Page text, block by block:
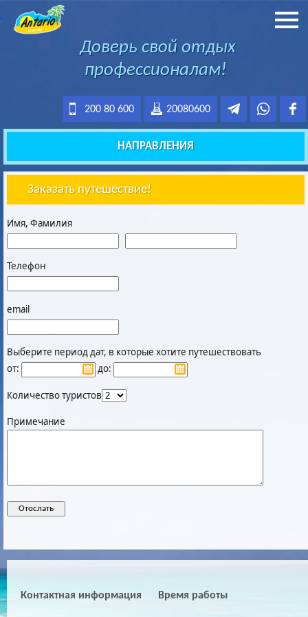
Доверь свой отдых
профессионалам!
20080600
200 80 600
НАПРАВЛЕНИЯ
Заказать путешествие!
Имя, Фамилия
Телефон
email
Выберите период дат, в которые хотите путешествовать
от:
до:
Количество туристов
Примечание
Контактная информация Время работы